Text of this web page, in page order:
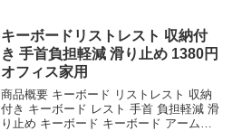
ソコンキーボードパッド 手首クッション
...
キーボードリストレスト 収納付
き 手首負担軽減 滑り止め 1380円
オフィス家用
商品概要 キーボード リストレスト 収納
付き キーボード レスト 手首 負担軽減 滑
り止め キーボード キーボード アームレ